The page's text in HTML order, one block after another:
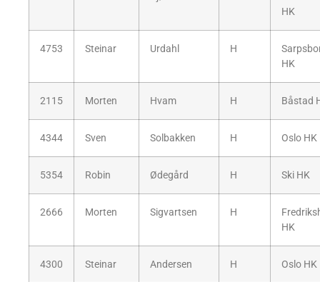
HK
4753 Steinar Urdahl H
HK
2115 Morten Hvam H Båstad
4344 Sven Solbakken H Oslo HK
5354 Robin Ødegård H Ski HK
2666 Morten Sigvartsen H
HK
4300 Steinar Andersen H Oslo HK